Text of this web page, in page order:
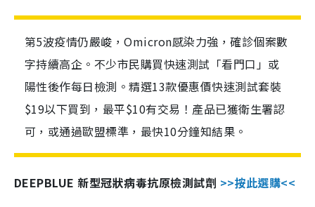
第5波疫情仍嚴峻，Omicron感染力強，確診個案數
字持續高企。不少市民購買快速測試「看門口」或
陽性後作每日檢測。精選13款優惠價快速測試套裝
$19以下買到，最平$10有交易！產品已獲衛生署認
可，或通過歐盟標準，最快10分鐘知結果。
DEEPBLUE 新型冠狀病毒抗原檢測試劑 >>按此選購<<